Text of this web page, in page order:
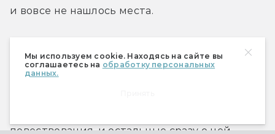
Мы используем cookie. Находясь на сайте вы
соглашаетесь на обработку персональных
данных.
и вовсе не нашлось места.
Мистик, которая оставалась со зрителем со
времён «Первого класса» и в этом варианте
повествования, и остальные сразу о ней